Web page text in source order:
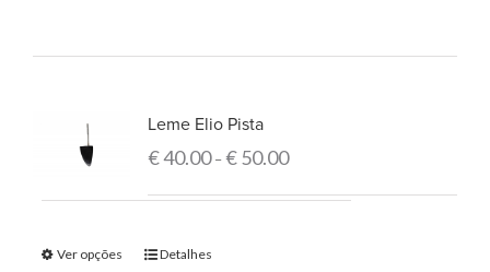
Leme Elio Pista
€40.00–€50.00
Ver opções Detalhes